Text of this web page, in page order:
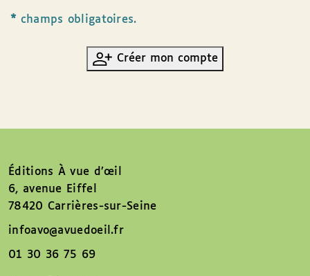
* champs obligatoires.
Créer mon compte
Éditions À vue d’œil
6, avenue Eiffel
78420 Carrières-sur-Seine
infoavo@avuedoeil.fr
01 30 36 75 69